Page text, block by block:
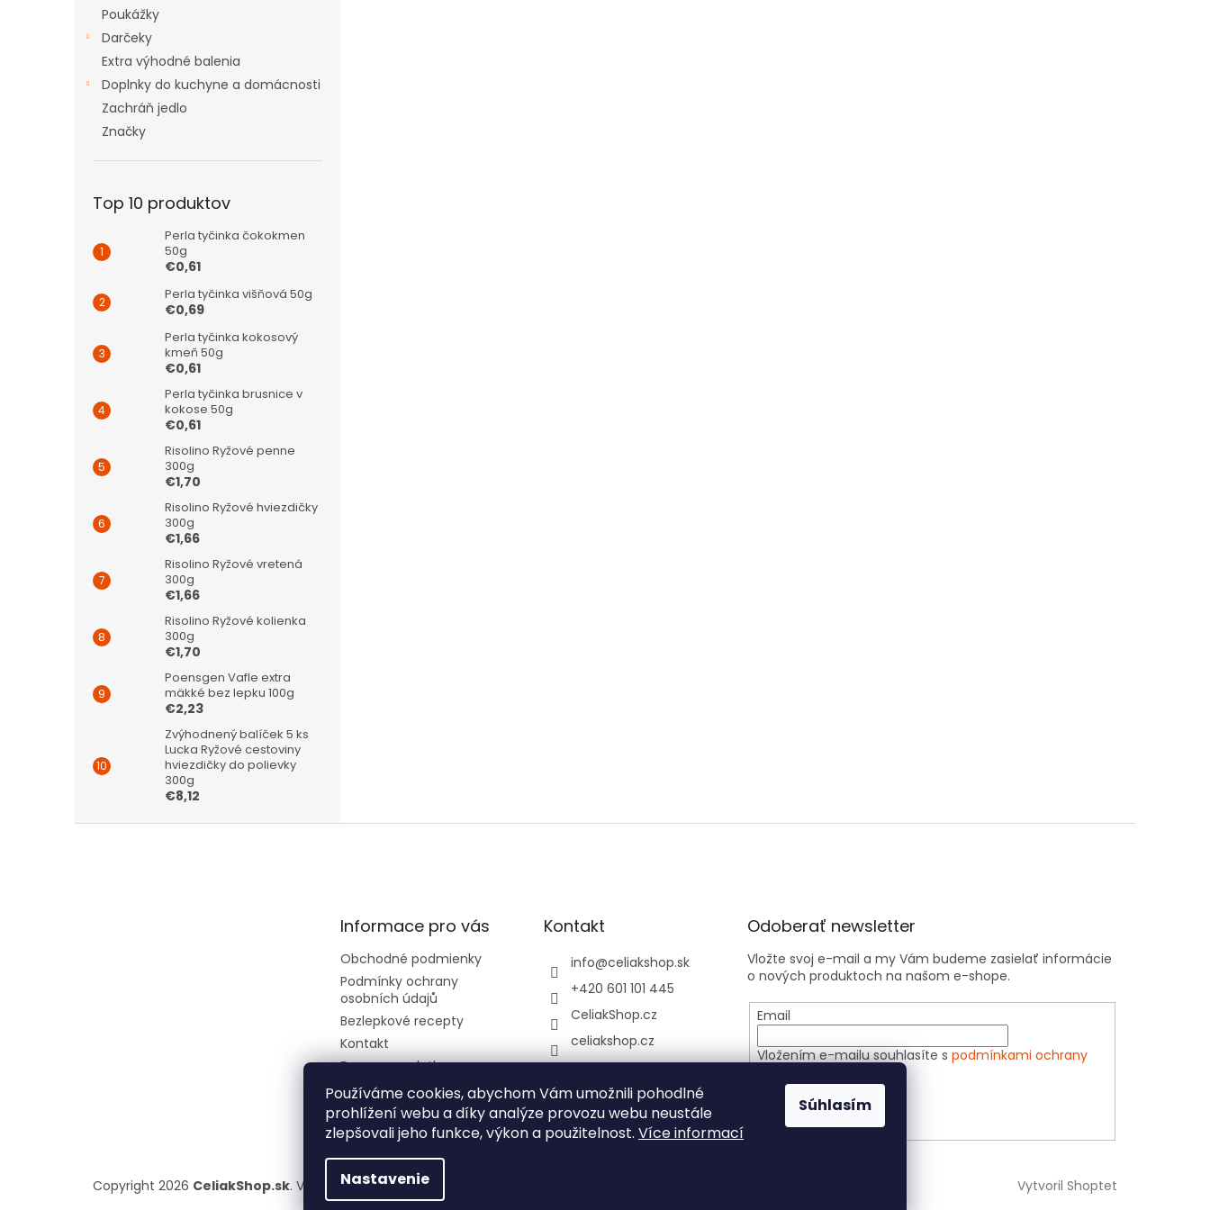
Používáme cookies, abychom Vám umožnili pohodlné
prohlížení webu a díky analýze provozu webu neustále
zlepšovali jeho funkce, výkon a použitelnost. Více informací
Nastavenie
Súhlasím
Poukážky
Darčeky
Extra výhodné balenia
Doplnky do kuchyne a domácnosti
Zachráň jedlo
Značky
Top 10 produktov
Perla tyčinka čokokmen
50g
€0,61
Perla tyčinka višňová 50g
€0,69
Perla tyčinka kokosový
kmeň 50g
€0,61
Perla tyčinka brusnice v
kokose 50g
€0,61
Risolino Ryžové penne
300g
€1,70
Risolino Ryžové hviezdičky
300g
€1,66
Risolino Ryžové vretená
300g
€1,66
Risolino Ryžové kolienka
300g
€1,70
Poensgen Vafle extra
mäkké bez lepku 100g
€2,23
Zvýhodnený balíček 5 ks
Lucka Ryžové cestoviny
hviezdičky do polievky
300g
€8,12
Informace pro vás
Obchodné podmienky
Podmínky ochrany
osobních údajů
Bezlepkové recepty
Kontakt
Doprava a platba
Rady a tipy
Kontakt
info@celiakshop.sk
+420 601 101 445
CeliakShop.cz
celiakshop.cz
Odoberať newsletter
Vložte svoj e-mail a my Vám budeme zasielať informácie
o nových produktoch na našom e-shope.
Email
Vložením e-mailu souhlasíte spodmínkami ochrany
PRIHLÁSIŤ SA
Vytvoril Shoptet
Copyright 2026 CeliakShop.sk. Všetky práva vyhradené.